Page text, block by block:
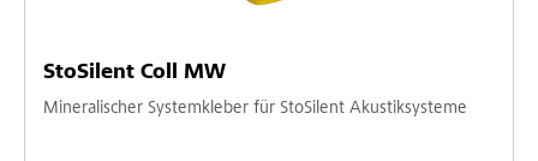
StoSilent Coll MW
Mineralischer Systemkleber für StoSilent Akustiksysteme